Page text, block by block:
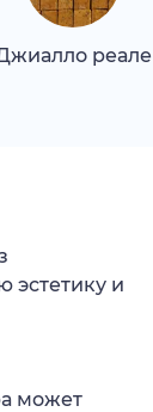
реале
эстетику и
может